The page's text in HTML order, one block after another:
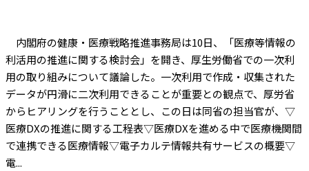
内閣府の健康・医療戦略推進事務局は10日、「医療等情報の
利活用の推進に関する検討会」を開き、厚生労働省での一次利
用の取り組みについて議論した。一次利用で作成・収集された
データが円滑に二次利用できることが重要との観点で、厚労省
からヒアリングを行うこととし、この日は同省の担当官が、▽
医療DXの推進に関する工程表▽医療DXを進める中で医療機関間
で連携できる医療情報▽電子カルテ情報共有サービスの概要▽
電...